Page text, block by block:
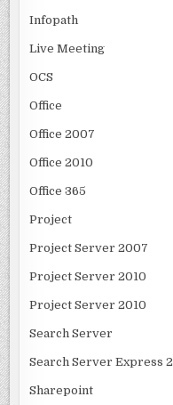
Infopath
Live Meeting
OCS
Office
Office 2007
Office 2010
Office 365
Project
Project Server 2007
Project Server 2010
Project Server 2010
Search Server
Search Server Express
Sharepoint